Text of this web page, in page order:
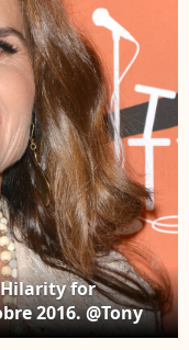
for
2016. @Tony